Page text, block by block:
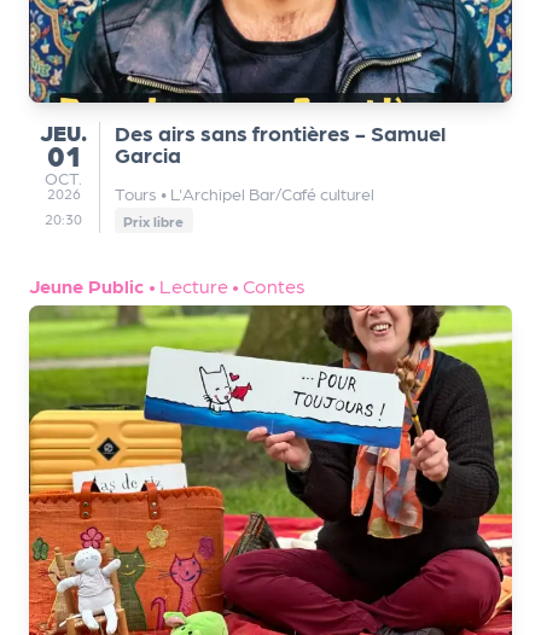
JEUDI
JEU.
01
OCTOBRE
OCT.
2026
20:30
Des airs sans frontières - Samuel
Garcia
Tours • L'Archipel Bar/Café culturel
Prix libre
Jeune Public • Lecture • Contes